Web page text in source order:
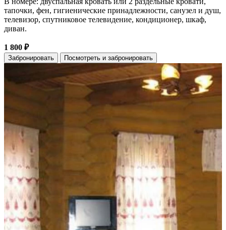
тапочки, фен, гигиенические принадлежности, санузел и душ,
телевизор, спутниковое телевидение, кондиционер, шкаф,
диван.
1 800 ₽
Забронировать Посмотреть и забронировать